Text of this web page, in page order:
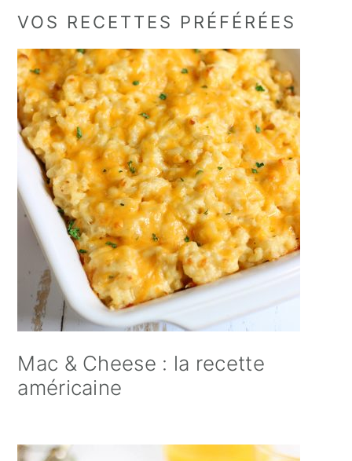
VOS RECETTES PRÉFÉRÉES
Mac & Cheese : la recette
américaine